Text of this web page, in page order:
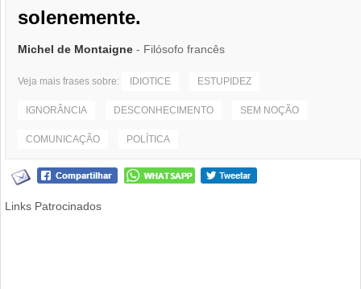
solenemente.
Michel de Montaigne - Filósofo francês
Veja mais frases sobre: IDIOTICE ESTUPIDEZ
IGNORÂNCIA DESCONHECIMENTO SEM NOÇÃO
COMUNICAÇÃO POLÍTICA
Links Patrocinados